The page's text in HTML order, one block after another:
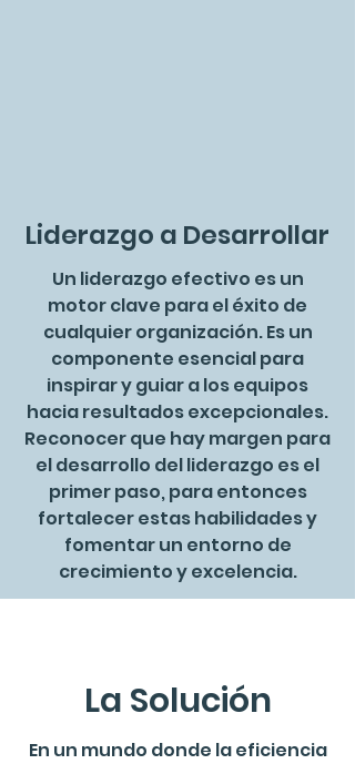
Liderazgo a Desarrollar
Un liderazgo efectivo es un
motor clave para el éxito de
cualquier organización. Es un
componente esencial para
inspirar y guiar a los equipos
hacia resultados excepcionales.
Reconocer que hay margen para
el desarrollo del liderazgo es el
primer paso, para entonces
fortalecer estas habilidades y
fomentar un entorno de
crecimiento y excelencia.
La Solución
En un mundo donde la eficiencia